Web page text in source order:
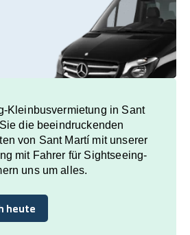
Kleinbusvermietung in Sant
die beeindruckenden
von Sant Martí mit unserer
mit Fahrer für Sightseeing-
uns um alles.
heute
heute